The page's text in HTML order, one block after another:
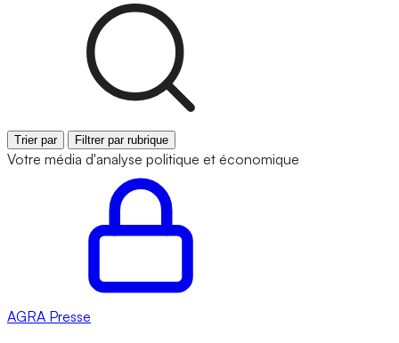
Trier par Filtrer par rubrique
Votre média d'analyse politique et économique
AGRA Presse